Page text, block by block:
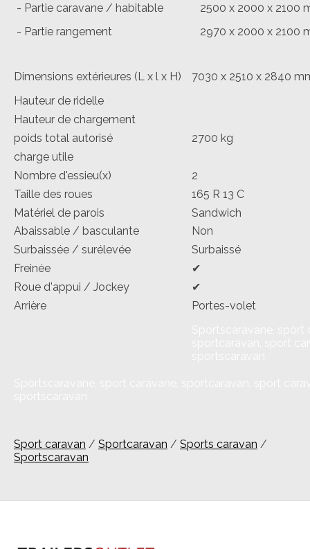
- Partie caravane / habitable
- Partie rangement
2500 x 2000 x 2100
2970 x 2000 x 2100
Dimensions extérieures (L x l x H)
7030 x 2510 x 2840
Hauteur de ridelle
Hauteur de chargement
poids total autorisé
2700 kg
charge utile
Nombre d'essieu(x)
2
Taille des roues
165 R 13 C
Matériel de parois
Sandwich
Abaissable / basculante
Non
Surbaissée / surélevée
Surbaissé
Freinée
✔
Roue d'appui / Jockey
✔
Arrière
Portes-volet
Sport caravan / Sportcaravan / Sports caravan /
Sportscaravan